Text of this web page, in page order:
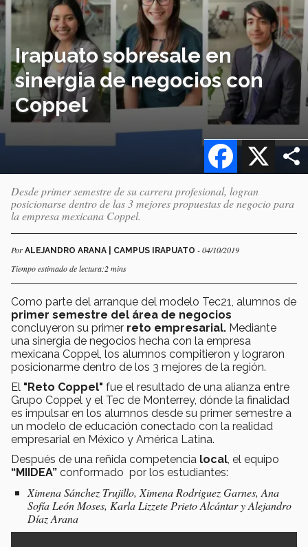
Irapuato sobresale en
sinergia de negocios con
Coppel
X
Facebook
Desde primer semestre de su carrera profesional, logran
posicionarse dentro de las 3 mejores propuestas de negocio para
la empresa mexicana Coppel.
Por ALEJANDRO ARANA | CAMPUS IRAPUATO - 04/10/2019
Tiempo estimado de lectura:2 mins
Como parte del arranque del modelo Tec21, alumnos de
primer semestre del área de negocios
concluyeron su primer reto empresarial. Mediante
una sinergia de negocios hecha con la empresa
mexicana Coppel, los alumnos compitieron y lograron
posicionarme dentro de los 3 mejores de la región.
El "Reto Coppel" fue el resultado de una alianza entre
Grupo Coppel y el Tec de Monterrey, dónde la finalidad
es impulsar en los alumnos desde su primer semestre a
un modelo de educación conectado con la realidad
empresarial en México y América Latina.
Después de una reñida competencia local , el equipo
“MIIDEA” conformado por los estudiantes:
Ximena Sánchez Trujillo, Ximena Rodriguez Garnes, Ana
Sofía León Moses, Karla Lizzete Prieto Alcántar y Alejandro
Díaz Arana